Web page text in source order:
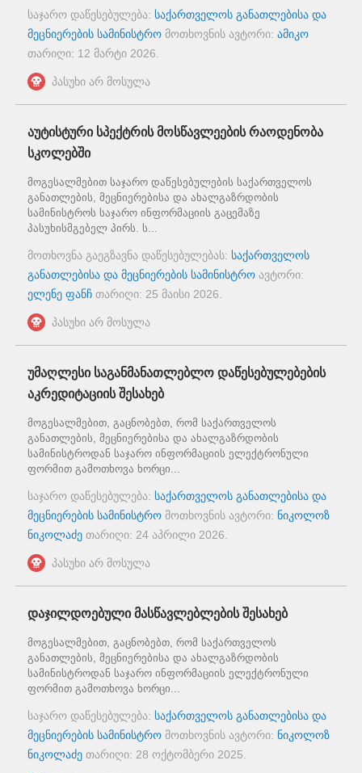
საჯარო დაწესებულება: საქართველოს განათლებისა და
მეცნიერების სამინისტრო მოთხოვნის ავტორი: ამიკო
თარიღი: 12 მარტი 2026
პასუხი არ მოსულა
აუტისტური სპექტრის მოსწავლეების რაოდენობა
სკოლებში
მოგესალმებით საჯარო დაწესებულების საქართველოს
განათლების, მეცნიერებისა და ახალგაზრდობის
სამინისტროს საჯარო ინფორმაციის გაცემაზე
პასუხისმგებელ პირს. ს...
მოთხოვნა გაეგზავნა დაწესებულებას: საქართველოს
განათლებისა და მეცნიერების სამინისტრო ავტორი:
ელენე ფანჩ თარიღი: 25 მაისი 2026
პასუხი არ მოსულა
უმაღლესი საგანმანათლებლო დაწესებულებების
აკრედიტაციის შესახებ
მოგესალმებით, გაცნობებთ, რომ საქართველოს
განათლების, მეცნიერებისა და ახალგაზრდობის
სამინისტროდან საჯარო ინფორმაციის ელექტრონული
ფორმით გამოთხოვა ხორცი...
საჯარო დაწესებულება: საქართველოს განათლებისა და
მეცნიერების სამინისტრო მოთხოვნის ავტორი: ნიკოლოზ
ნიკოლაძე თარიღი: 24 აპრილი 2026
პასუხი არ მოსულა
დაჯილდოებული მასწავლებლების შესახებ
მოგესალმებით, გაცნობებთ, რომ საქართველოს
განათლების, მეცნიერებისა და ახალგაზრდობის
სამინისტროდან საჯარო ინფორმაციის ელექტრონული
ფორმით გამოთხოვა ხორცი...
საჯარო დაწესებულება: საქართველოს განათლებისა და
მეცნიერების სამინისტრო მოთხოვნის ავტორი: ნიკოლოზ
ნიკოლაძე თარიღი: 28 ოქტომბერი 2025